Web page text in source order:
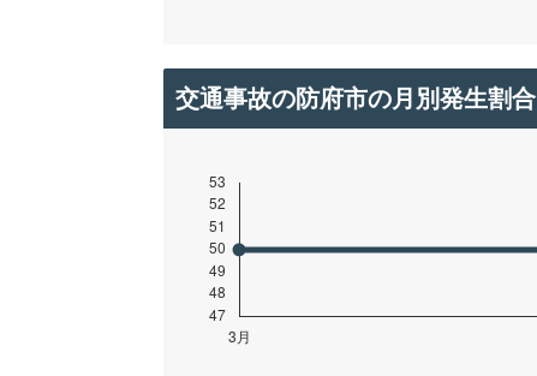
交通事故の防府市の月別発生割合